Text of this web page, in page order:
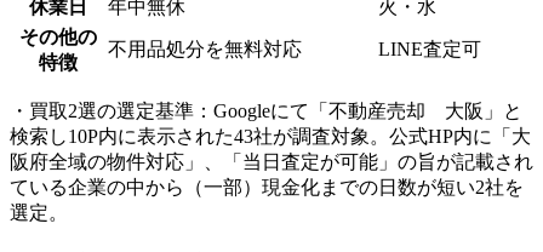
休業日 年中無休
火・水
その他の
特徴
不用品処分を無料対応 LINE査定可
・買取2選の選定基準：Googleにて「不動産売却 大阪」と
検索し10P内に表示された43社が調査対象。公式HP内に「大
阪府全域の物件対応」、「当日査定が可能」の旨が記載され
ている企業の中から（一部）現金化までの日数が短い2社を
選定。